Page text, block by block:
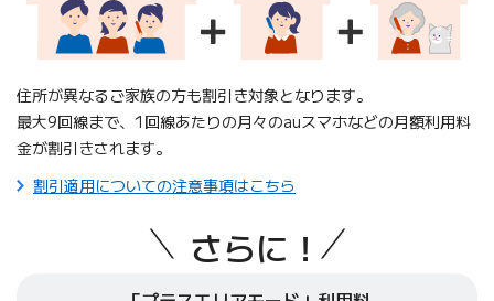
住所が異なるご家族の方も割引き対象となります。
最大9回線まで、1回線あたりの月々のauスマホなどの月額利用料
金が割引きされます。
割引適用についての注意事項はこちら
さらに ！